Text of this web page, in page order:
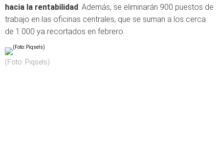
hacia la rentabilidad. Además, se eliminarán 900 puestos de
trabajo en las oficinas centrales, que se suman a los cerca
de 1.000 ya recortados en febrero.
(Foto: Piqsels)